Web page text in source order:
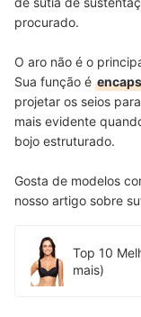
procurado.
O aro não é o
Sua função é
projetar os seios
mais evidente
bojo estruturado.
Gosta de modelos
nosso artigo sobre
Top 10
mais)